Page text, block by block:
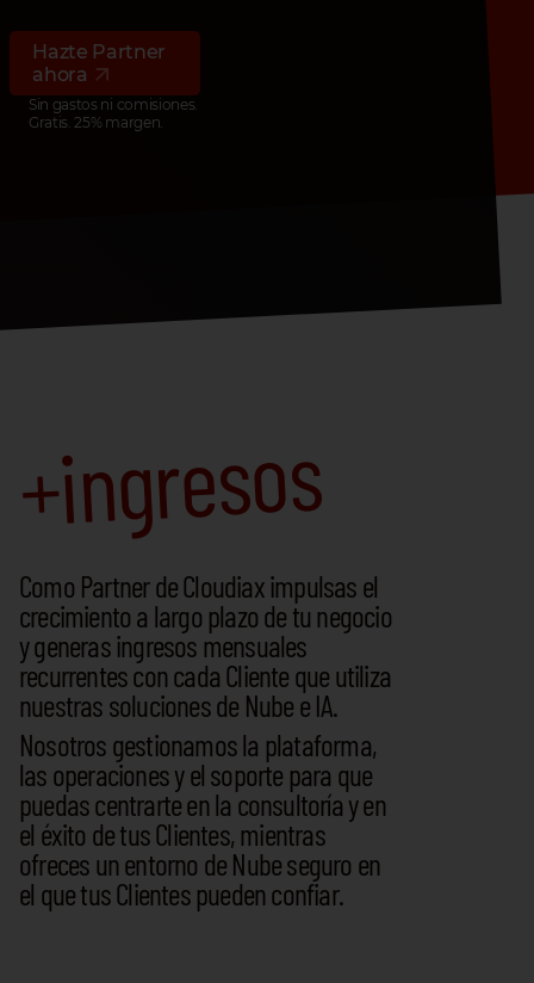
Hazte Partner
ahora
Sin gastos ni comisiones.
Gratis. 25% margen.
+ingresos
Como Partner de Cloudiax impulsas el
crecimiento a largo plazo de tu negocio
y generas ingresos mensuales
recurrentes con cada Cliente que utiliza
nuestras soluciones de Nube e IA.
Nosotros gestionamos la plataforma,
las operaciones y el soporte para que
puedas centrarte en la consultoría y en
el éxito de tus Clientes, mientras
ofreces un entorno de Nube seguro en
el que tus Clientes pueden confiar.